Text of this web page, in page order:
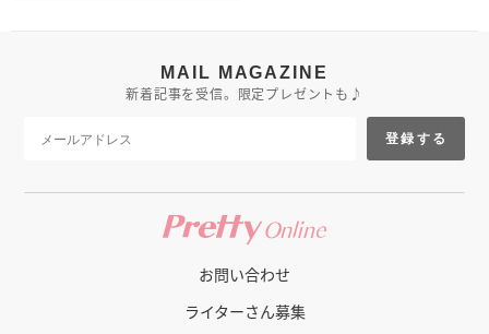
MAIL MAGAZINE
新着記事を受信。限定プレゼントも♪
登録する
お問い合わせ
ライターさん募集